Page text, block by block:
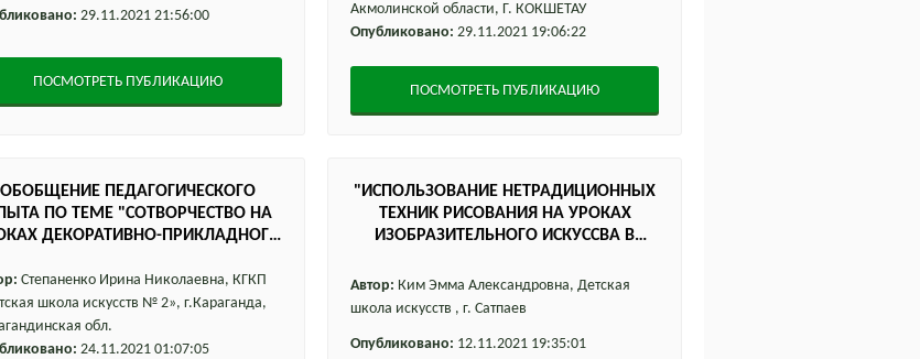
29.11.2021 21:56:00
ПОСМОТРЕТЬ ПУБЛИКАЦИЮ
Акмолинской области, Г. КОКШЕТАУ
Опубликовано: 29.11.2021 19:06:22
ПОСМОТРЕТЬ ПУБЛИКАЦИЮ
ОБОБЩЕНИЕ ПЕДАГОГИЧЕСКОГО
ПО ТЕМЕ "СОТВОРЧЕСТВО НА
ДЕКОРАТИВНО-ПРИКЛАДНОГО
Степаненко Ирина Николаевна, КГКП
школа искусств № 2», г.Караганда,
обл.
24.11.2021 01:07:05
"ИСПОЛЬЗОВАНИЕ НЕТРАДИЦИОННЫХ
ТЕХНИК РИСОВАНИЯ НА УРОКАХ
ИЗОБРАЗИТЕЛЬНОГО ИСКУССВА В
Автор: Ким Эмма Александровна, Детская
школа искусств , г. Сатпаев
Опубликовано: 12.11.2021 19:35:01